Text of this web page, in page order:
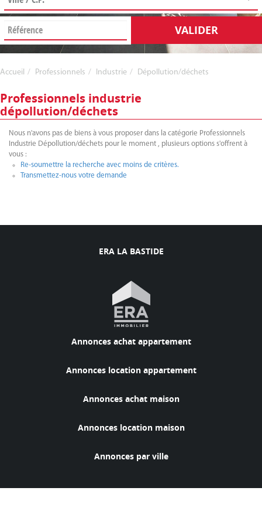
VALIDER
Accueil Professionnels Industrie Dépollution/déchets
Professionnels industrie
dépollution/déchets
Nous n'avons pas de biens à vous proposer dans la catégorie Professionnels
Industrie Dépollution/déchets pour le moment , plusieurs options s'offrent à
vous :
Re-soumettre la recherche avec moins de critères.
Transmettez-nous votre demande
ERA LA BASTIDE
Annonces achat appartement
Annonces location appartement
Annonces achat maison
Annonces location maison
Annonces par ville